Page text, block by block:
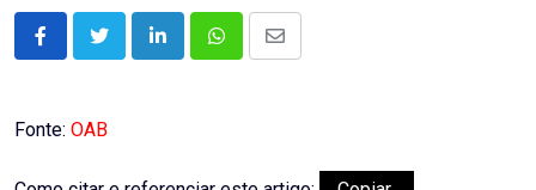
LinkedInWhatsappShare
Fonte: OAB